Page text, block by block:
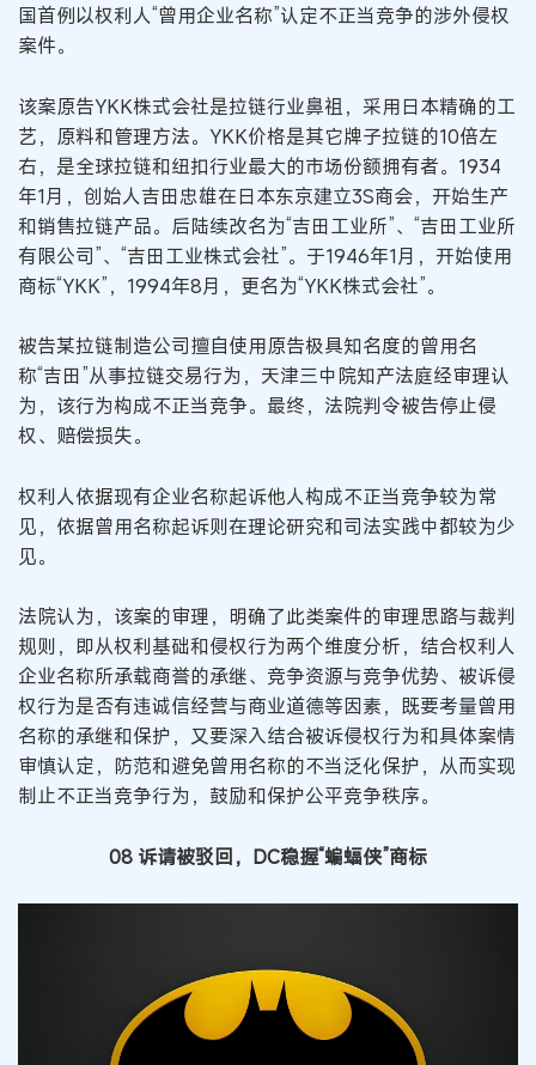
国首例以权利人“曾用企业名称”认定不正当竞争的涉外侵权
案件。
该案原告YKK株式会社是拉链行业鼻祖，采用日本精确的工
艺，原料和管理方法。YKK价格是其它牌子拉链的10倍左
右，是全球拉链和纽扣行业最大的市场份额拥有者。1934
年1月，创始人吉田忠雄在日本东京建立3S商会，开始生产
和销售拉链产品。后陆续改名为“吉田工业所”、“吉田工业所
有限公司”、“吉田工业株式会社”。于1946年1月，开始使用
商标“YKK”，1994年8月，更名为“YKK株式会社”。
被告某拉链制造公司擅自使用原告极具知名度的曾用名
称“吉田”从事拉链交易行为，天津三中院知产法庭经审理认
为，该行为构成不正当竞争。最终，法院判令被告停止侵
权、赔偿损失。
权利人依据现有企业名称起诉他人构成不正当竞争较为常
见，依据曾用名称起诉则在理论研究和司法实践中都较为少
见。
法院认为，该案的审理，明确了此类案件的审理思路与裁判
规则，即从权利基础和侵权行为两个维度分析，结合权利人
企业名称所承载商誉的承继、竞争资源与竞争优势、被诉侵
权行为是否有违诚信经营与商业道德等因素，既要考量曾用
名称的承继和保护，又要深入结合被诉侵权行为和具体案情
审慎认定，防范和避免曾用名称的不当泛化保护，从而实现
制止不正当竞争行为，鼓励和保护公平竞争秩序。
08 诉请被驳回，DC稳握“蝙蝠侠”商标